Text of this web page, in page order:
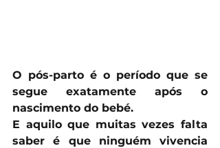
O pós-parto é o período que se
segue exatamente após o
nascimento do bebé.
E aquilo que muitas vezes falta
saber é que ninguém vivencia